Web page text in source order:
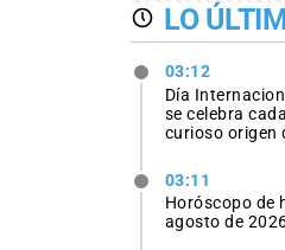
LO
03:12
Día
se celebra
curioso origen
03:11
Horóscopo de
agosto de